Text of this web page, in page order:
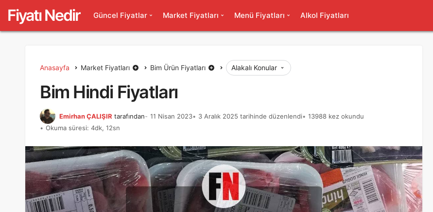
Fiyatı Nedir Güncel Fiyatlar Market Fiyatları Menü Fiyatları Alkol Fiyatları
Anasayfa Market Fiyatları Bim Ürün Fiyatları Alakalı Konular
Bim Hindi Fiyatları
Emirhan ÇALIŞIR tarafından 11 Nisan 2023 3 Aralık 2025 tarihinde düzenlendi
13988 kez okundu
Okuma süresi: 4dk, 12sn